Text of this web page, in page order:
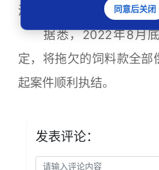
清！”朱某对卢青连声感谢
据悉，2022年8月底
定，将拖欠的饲料款全部
起案件顺利执结。
发表评论：
同意后关闭